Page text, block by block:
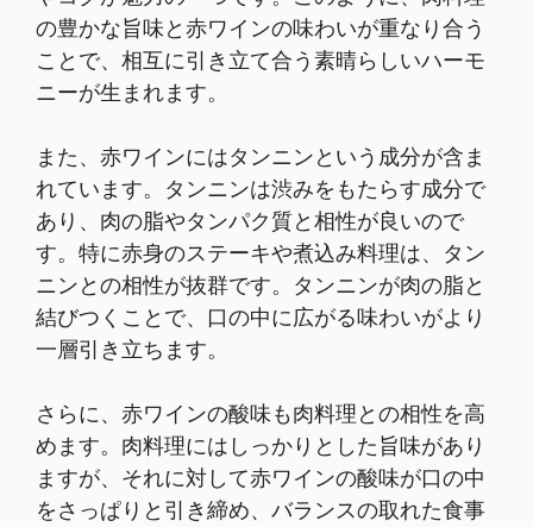
の豊かな旨味と赤ワインの味わいが重なり合う
ことで、相互に引き立て合う素晴らしいハーモ
ニーが生まれます。
また、赤ワインにはタンニンという成分が含ま
れています。タンニンは渋みをもたらす成分で
あり、肉の脂やタンパク質と相性が良いので
す。特に赤身のステーキや煮込み料理は、タン
ニンとの相性が抜群です。タンニンが肉の脂と
結びつくことで、口の中に広がる味わいがより
一層引き立ちます。
さらに、赤ワインの酸味も肉料理との相性を高
めます。肉料理にはしっかりとした旨味があり
ますが、それに対して赤ワインの酸味が口の中
をさっぱりと引き締め、バランスの取れた食事